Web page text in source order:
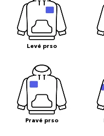
Levé prso
Pravé prso